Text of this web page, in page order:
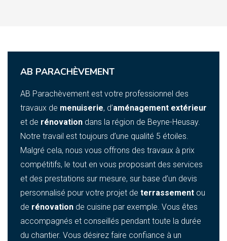
AB PARACHÈVEMENT
AB Parachèvement est votre professionnel des
travaux de menuiserie, d’aménagement extérieur
et de rénovation dans la région de Beyne-Heusay.
Notre travail est toujours d’une qualité 5 étoiles.
Malgré cela, nous vous offrons des travaux à prix
compétitifs, le tout en vous proposant des services
et des prestations sur mesure, sur base d’un devis
personnalisé pour votre projet de terrassement ou
de rénovation de cuisine par exemple. Vous êtes
accompagnés et conseillés pendant toute la durée
du chantier. Vous désirez faire confiance à un